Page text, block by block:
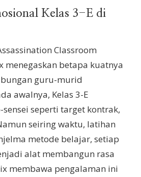
Kelas 3-E di
Classroom
menegaskan betapa kuatnya
guru-murid
awalnya, Kelas 3-E
seperti target kontrak,
seiring waktu, latihan
metode belajar, setiap
alat membangun rasa
membawa pengalaman ini